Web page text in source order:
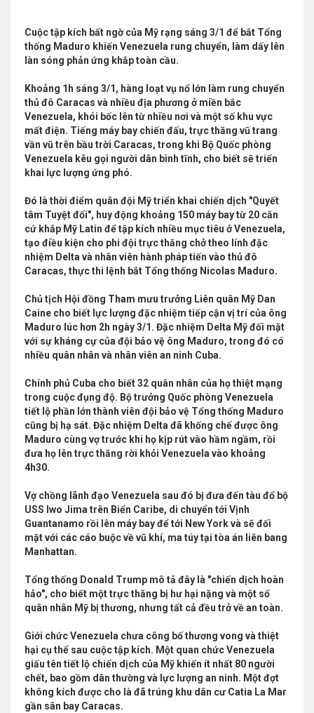
Cuộc tập kích bất ngờ của Mỹ rạng sáng 3/1 để bắt Tổng
thống Maduro khiến Venezuela rung chuyển, làm dấy lên
làn sóng phản ứng khắp toàn cầu.
Khoảng 1h sáng 3/1, hàng loạt vụ nổ lớn làm rung chuyển
thủ đô Caracas và nhiều địa phương ở miền bắc
Venezuela, khói bốc lên từ nhiều nơi và một số khu vực
mất điện. Tiếng máy bay chiến đấu, trực thăng vũ trang
vần vũ trên bầu trời Caracas, trong khi Bộ Quốc phòng
Venezuela kêu gọi người dân bình tĩnh, cho biết sẽ triển
khai lực lượng ứng phó.
Đó là thời điểm quân đội Mỹ triển khai chiến dịch "Quyết
tâm Tuyệt đối", huy động khoảng 150 máy bay từ 20 căn
cứ khắp Mỹ Latin để tập kích nhiều mục tiêu ở Venezuela,
tạo điều kiện cho phi đội trực thăng chở theo lính đặc
nhiệm Delta và nhân viên hành pháp tiến vào thủ đô
Caracas, thực thi lệnh bắt Tổng thống Nicolas Maduro.
Chủ tịch Hội đồng Tham mưu trưởng Liên quân Mỹ Dan
Caine cho biết lực lượng đặc nhiệm tiếp cận vị trí của ông
Maduro lúc hơn 2h ngày 3/1. Đặc nhiệm Delta Mỹ đối mặt
với sự kháng cự của đội bảo vệ ông Maduro, trong đó có
nhiều quân nhân và nhân viên an ninh Cuba.
Chính phủ Cuba cho biết 32 quân nhân của họ thiệt mạng
trong cuộc đụng độ. Bộ trưởng Quốc phòng Venezuela
tiết lộ phần lớn thành viên đội bảo vệ Tổng thống Maduro
cũng bị hạ sát. Đặc nhiệm Delta đã khống chế được ông
Maduro cùng vợ trước khi họ kịp rút vào hầm ngầm, rồi
đưa họ lên trực thăng rời khỏi Venezuela vào khoảng
4h30.
Vợ chồng lãnh đạo Venezuela sau đó bị đưa đến tàu đổ bộ
USS Iwo Jima trên Biển Caribe, di chuyển tới Vịnh
Guantanamo rồi lên máy bay để tới New York và sẽ đối
mặt với các cáo buộc về vũ khí, ma túy tại tòa án liên bang
Manhattan.
Tổng thống Donald Trump mô tả đây là "chiến dịch hoàn
hảo", cho biết một trực thăng bị hư hại nặng và một số
quân nhân Mỹ bị thương, nhưng tất cả đều trở về an toàn.
Giới chức Venezuela chưa công bố thương vong và thiệt
hại cụ thể sau cuộc tập kích. Một quan chức Venezuela
giấu tên tiết lộ chiến dịch của Mỹ khiến ít nhất 80 người
chết, bao gồm dân thường và lực lượng an ninh. Một đợt
không kích được cho là đã trúng khu dân cư Catia La Mar
gần sân bay Caracas.